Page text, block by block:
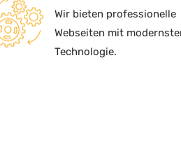
Wir bieten professionelle
Webseiten mit
Technologie.